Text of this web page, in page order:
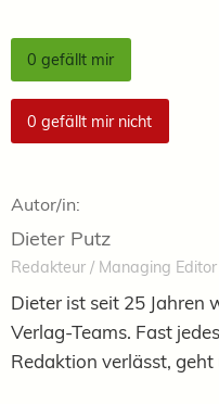
0 gefällt mir
0 gefällt mir nicht
Autor/in:
Dieter Putz
Redakteur / Managing Editor
Dieter ist seit 25 Jahren
Verlag-Teams. Fast
Redaktion verlässt,